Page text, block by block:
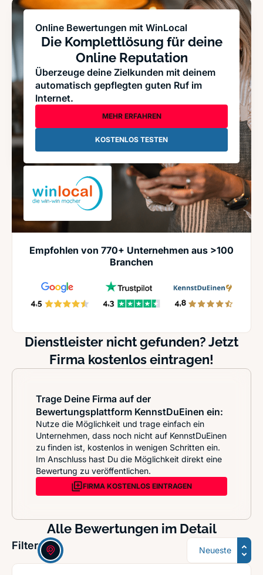
Online Bewertungen mit WinLocal
Die Komplettlösung für deine
Online Reputation
Überzeuge deine Zielkunden mit deinem
automatisch gepflegten guten Ruf im
Internet.
MEHR ERFAHREN
KOSTENLOS TESTEN
Empfohlen von 770+ Unternehmen aus >100
Branchen
Dienstleister nicht gefunden? Jetzt
Firma kostenlos eintragen!
Trage Deine Firma auf der
Bewertungsplattform KennstDuEinen ein:
Nutze die Möglichkeit und trage einfach ein
Unternehmen, dass noch nicht auf KennstDuEinen
zu finden ist, kostenlos in wenigen Schritten ein.
Im Anschluss hast Du die Möglichkeit direkt eine
Bewertung zu veröffentlichen.
FIRMA KOSTENLOS EINTRAGEN
Alle Bewertungen im Detail
Filter: Sortierung